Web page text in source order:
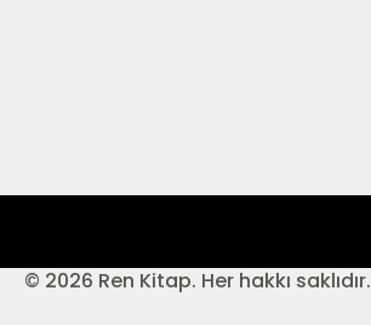
© 2026 Ren Kitap. Her hakkı saklıdır.